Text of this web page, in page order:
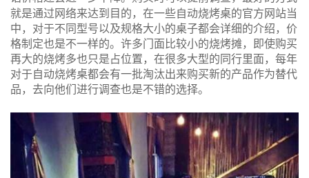
就是通过网络来达到目的，在一些自动烧烤桌的官方网站当
中，对于不同型号以及规格大小的桌子都会详细的介绍，价
格制定也是不一样的。许多门面比较小的烧烤摊，即使购买
再大的烧烤多也只是占位置，在很多大型的同行里面，每年
对于自动烧烤桌都会有一批淘汰出来购买新的产品作为替代
品，去向他们进行调查也是不错的选择。